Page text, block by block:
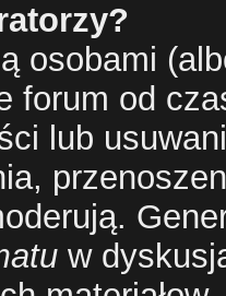
osobami
forum od
lub
w